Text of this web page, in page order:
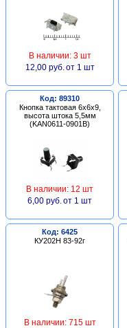
В наличии: 3 шт
12,00 руб. от 1 шт
Код: 89310
Кнопка тактовая 6х6х9,
высота штока 5,5мм
(KAN0611-0901B)
В наличии: 12 шт
6,00 руб. от 1 шт
Код: 6425
КУ202Н 83-92г
В наличии: 715 шт